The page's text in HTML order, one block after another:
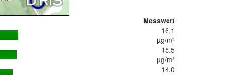
Messwert
16.1
µg/m³
15.5
µg/m³
14.0